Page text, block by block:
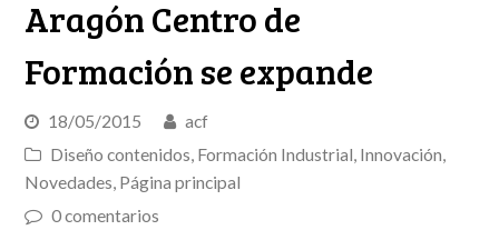
Aragón Centro de
Formación se expande
18/05/2015
acf
Diseño contenidos, Formación Industrial, Innovación,
Novedades, Página principal
0 comentarios